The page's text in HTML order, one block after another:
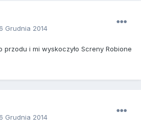
Grudnia 2014
przodu i mi wyskoczyło Screny Robione
Grudnia 2014